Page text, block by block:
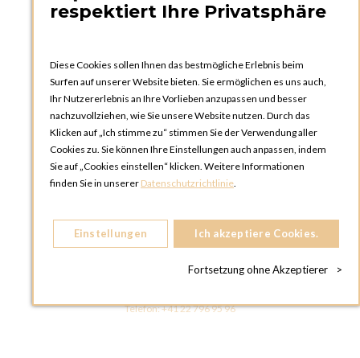
OPTIONS ZÜRICH
Steinackerstrasse 55,
8302 Kloten
SCHWEIZ
OPTIONS GENF
1219 Le Lignon
Telefon:+41 22 796 95 96
respektiert Ihre Privatsphäre
Diese Cookies sollen Ihnen das bestmögliche Erlebnis beim
Surfen auf unserer Website bieten. Sie ermöglichen es uns auch,
Ihr Nutzererlebnis an Ihre Vorlieben anzupassen und besser
nachzuvollziehen, wie Sie unsere Website nutzen. Durch das
Klicken auf „Ich stimme zu“ stimmen Sie der Verwendung aller
Cookies zu. Sie können Ihre Einstellungen auch anpassen, indem
Sie auf „Cookies einstellen“ klicken. Weitere Informationen
finden Sie in unserer Datenschutzrichtlinie.
Einstellungen Ich akzeptiere Cookies.
Fortsetzung ohne Akzeptierer >